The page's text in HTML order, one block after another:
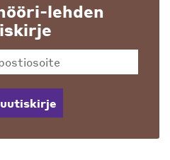
lehden